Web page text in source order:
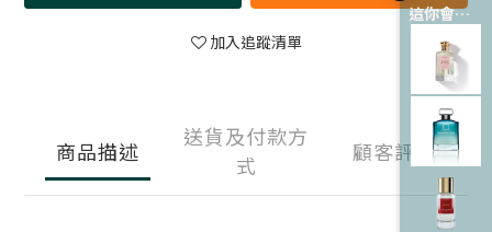
這你會愛 💘
加入追蹤清單
商品描述
送貨及付款方
式
顧客評價